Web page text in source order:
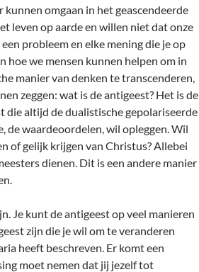
omgaan in het geascendeerde
leven op aarde en willen niet dat onze
probleem en elke mening die je op
hoe we mensen kunnen helpen om in
manier van denken te transcenderen,
zeggen: wat is de antigeest? Het is de
die altijd de dualistische gepolariseerde
de waardeoordelen, wil opleggen. Wil
of gelijk krijgen van Christus? Allebei
dienen. Dit is een andere manier
Je kunt de antigeest op veel manieren
zijn die je wil om te veranderen
heeft beschreven. Er komt een
moet nemen dat jij jezelf tot